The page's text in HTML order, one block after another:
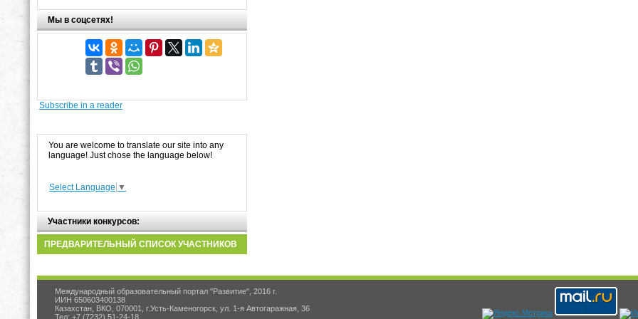
Мы в соцсетях!
Subscribe in a reader
You are welcome to translate our site into any
language! Just chose the language below!
Select Language ▼
Участники конкурсов:
ПРЕДВАРИТЕЛЬНЫЙ СПИСОК УЧАСТНИКОВ
Международный образовательный портал "Развитие", 2016 г.
ИИН 650603400138
Казахстан, ВКО, 070001, г.Усть-Каменогорск, ул. 1-я Автогаражная, 36
Тел: +7 (7232) 51-24-18